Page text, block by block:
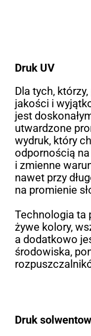
Druk
Druk UV
Dla tych,
jakości i
jest
utwardzone
wydruk, który
odpornością
i zmienne
nawet przy
na promienie
Technologia ta
żywe kolory,
a dodatkowo
środowiska,